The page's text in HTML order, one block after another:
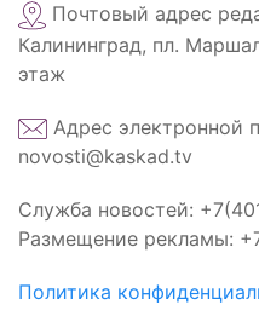
Почтовый адрес
Калининград, пл.
этаж
Адрес электронной
novosti@kaskad.tv
Служба новостей:
Размещение рекламы:
Политика